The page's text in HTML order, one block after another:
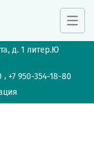
д. 1 литер.Ю
,+7 950-354-18-80